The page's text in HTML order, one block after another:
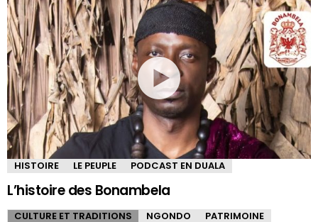
HISTOIRE LE PEUPLE PODCAST EN DUALA
L’histoire des Bonambela
CULTURE ET TRADITIONS NGONDO PATRIMOINE